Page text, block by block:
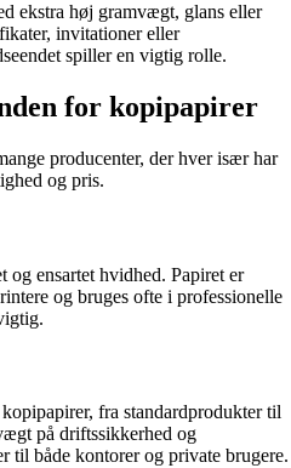
ekstra høj gramvægt, glans eller
invitationer eller
spiller en vigtig rolle.
for kopipapirer
producenter, der hver især har
og pris.
ensartet hvidhed. Papiret er
og bruges ofte i professionelle
fra standardprodukter til
på driftssikkerhed og
til både kontorer og private brugere.